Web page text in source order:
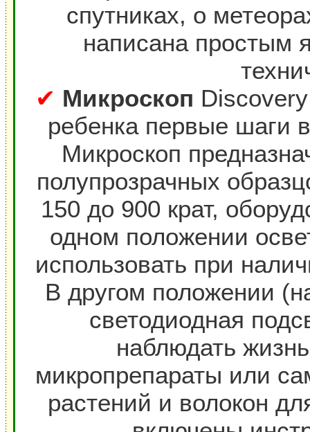
спутниках, о
написана простым
✔ Микроскоп
ребенка первые шаги
Микроскоп
полупрозрачных
150 до 900 крат,
одном положении
использовать при
В другом положении
светодиодная
наблюдать
микропрепараты или
растений и волокон